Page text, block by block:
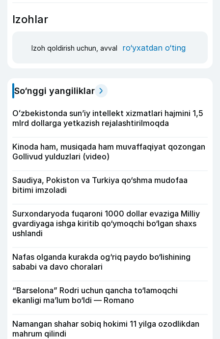
Izohlar
Izoh qoldirish uchun, avval ro‘yxatdan o‘ting
So‘nggi yangiliklar
Oʻzbekistonda sunʼiy intellekt xizmatlari hajmini 1,5
mlrd dollarga yetkazish rejalashtirilmoqda
Kinoda ham, musiqada ham muvaffaqiyat qozongan
Gollivud yulduzlari (video)
Saudiya, Pokiston va Turkiya qo‘shma mudofaa
bitimi imzoladi
Surxondaryoda fuqaroni 1000 dollar evaziga Milliy
gvardiyaga ishga kiritib qo‘ymoqchi bo‘lgan shaxs
ushlandi
Nafas olganda kurakda og‘riq paydo bo‘lishining
sababi va davo choralari
“Barselona” Rodri uchun qancha to‘lamoqchi
ekanligi ma’lum bo‘ldi — Romano
Namangan shahar sobiq hokimi 11 yilga ozodlikdan
mahrum qilindi